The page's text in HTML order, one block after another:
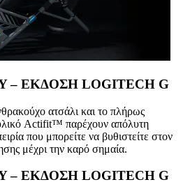
– ΕΚΔΟΣΗ LOGITECH G
ατσάλι και το πλήρως
Actifit™️ παρέχουν απόλυτη
που μπορείτε να βυθιστείτε στον
μέχρι την καρό σημαία.
– ΕΚΔΟΣΗ LOGITECH G